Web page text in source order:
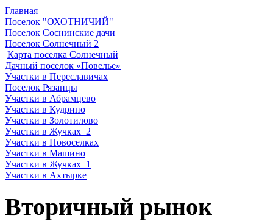
Главная
Поселок "ОХОТНИЧИЙ"
Поселок Соснинские дачи
Поселок Солнечный 2
Карта поселка Солнечный
Дачный поселок «Повелье»
Участки в Переславичах
Поселок Рязанцы
Участки в Абрамцево
Участки в Кудрино
Участки в Золотилово
Участки в Жучках_2
Участки в Новоселках
Участки в Машино
Участки в Жучках_1
Участки в Ахтырке
Вторичный рынок